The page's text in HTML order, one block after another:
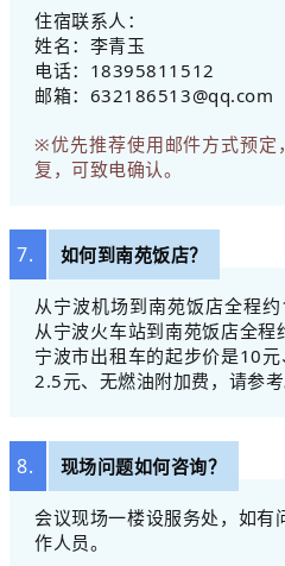
住宿联系人：
姓名：李青玉
电话：18395811512
邮箱：632186513@qq.com
※优先推荐使用邮件方式预定
复，可致电确认。
7. 如何到南苑饭店？
从宁波机场到南苑饭店全程
从宁波火车站到南苑饭店全程
宁波市出租车的起步价是10
2.5元、无燃油附加费，请参考
8. 现场问题如何咨询？
会议现场一楼设服务处，如有
作人员。